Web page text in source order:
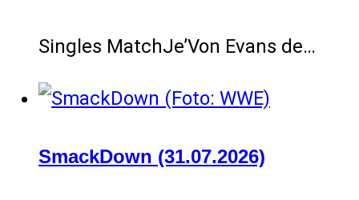
Singles MatchJe’Von Evans de…
SmackDown (31.07.2026)